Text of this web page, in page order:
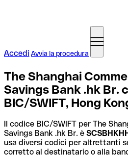
Accedi Avvia la procedura
The Shanghai
Savings Bank .hk Br.
BIC/SWIFT, Hong
Il codice BIC/SWIFT per The
Savings Bank .hk Br. è
usa diversi codici per altrettanti
corretto al destinatario o alla